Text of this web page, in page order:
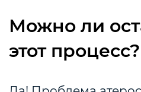
Можно ли
этот процесс?